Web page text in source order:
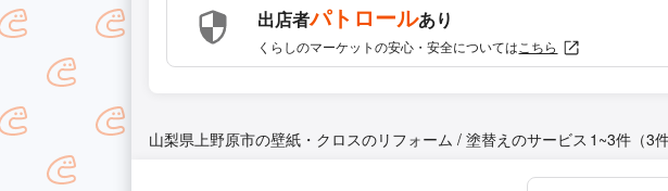
出店者パトロールあり
くらしのマーケットの安心・安全については こちら
山梨県上野原市の壁紙・クロスのリフォーム / 塗替えのサービス 1~3件（3